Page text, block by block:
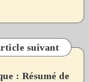
suivant
: Résumé de